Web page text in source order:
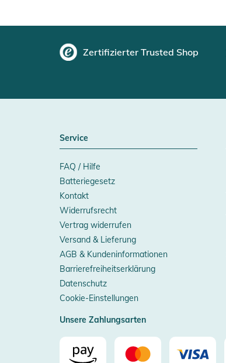
Zertifizierter Trusted Shop
Service
FAQ / Hilfe
Batteriegesetz
Kontakt
Widerrufsrecht
Vertrag widerrufen
Versand & Lieferung
AGB & Kundeninformationen
Barrierefreiheitserklärung
Datenschutz
Cookie-Einstellungen
Unsere Zahlungsarten